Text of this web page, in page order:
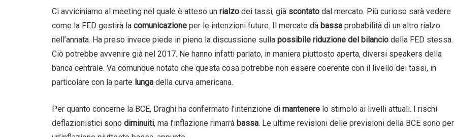
Ci avviciniamo al meeting nel quale è atteso un rialzo dei tassi, già scontato dal mercato. Più curioso sarà vedere
come la FED gestirà la comunicazione per le intenzioni future. Il mercato dà bassa probabilità di un altro rialzo
nell’annata. Ha preso invece piede in pieno la discussione sulla possibile riduzione del bilancio della FED stessa.
Ciò potrebbe avvenire già nel 2017. Ne hanno infatti parlato, in maniera piuttosto aperta, diversi speakers della
banca centrale. Va comunque notato che questa cosa potrebbe non essere coerente con il livello dei tassi, in
particolare con la parte lunga della curva americana.
Per quanto concerne la BCE, Draghi ha confermato l’intenzione di mantenere lo stimolo ai livelli attuali. I rischi
deflazionistici sono diminuiti, ma l’inflazione rimarrà bassa. Le ultime revisioni delle previsioni della BCE sono per